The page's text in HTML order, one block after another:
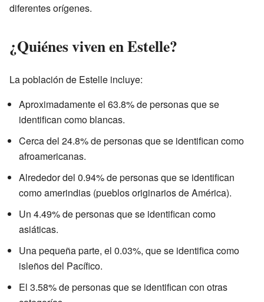
diferentes orígenes.
¿Quiénes viven en Estelle?
La población de Estelle incluye:
Aproximadamente el 63.8% de personas que se
identifican como blancas.
Cerca del 24.8% de personas que se identifican como
afroamericanas.
Alrededor del 0.94% de personas que se identifican
como amerindias (pueblos originarios de América).
Un 4.49% de personas que se identifican como
asiáticas.
Una pequeña parte, el 0.03%, que se identifica como
isleños del Pacífico.
El 3.58% de personas que se identifican con otras